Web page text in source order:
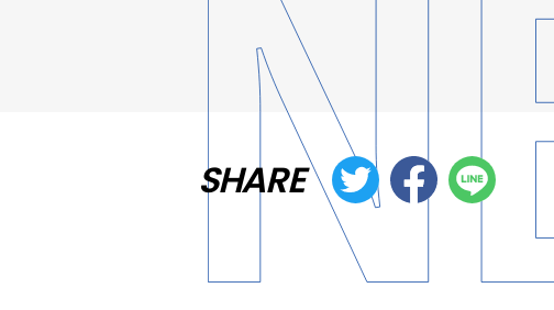
SHARE